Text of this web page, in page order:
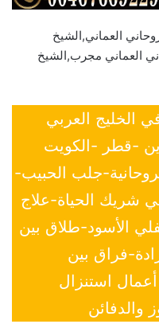
العماني,الشيخ
العماني مجرب,الشيخ
الخليج العربي
-قطر -الكويت
جلب الحبيب-
شريك الحياة-علاج
الأسود-طلاق بين
فراق بين
استنزال
والدفائن